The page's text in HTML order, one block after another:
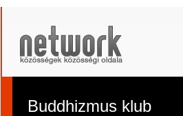
Buddhizmus klub